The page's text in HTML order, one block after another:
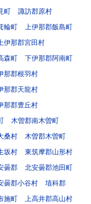
町
諏訪郡原村
輪町
上伊那郡飯島町
上伊那郡宮田村
森町
下伊那郡阿南町
那郡根羽村
那郡天龍村
那郡豊丘村
木曽郡南木曽町
桑村
木曽郡木曽町
坂村
東筑摩郡山形村
曇郡
北安曇郡池田町
曇郡小谷村
埴科郡
施町
上高井郡高山村